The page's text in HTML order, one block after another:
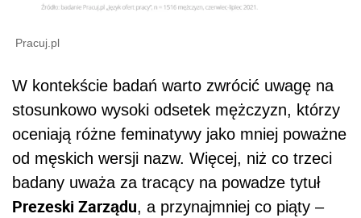
Pracuj.pl
W kontekście badań warto zwrócić uwagę na
stosunkowo wysoki odsetek mężczyzn, którzy
oceniają różne feminatywy jako mniej poważne
od męskich wersji nazw. Więcej, niż co trzeci
badany uważa za tracący na powadze tytuł
Prezeski Zarządu, a przynajmniej co piąty –